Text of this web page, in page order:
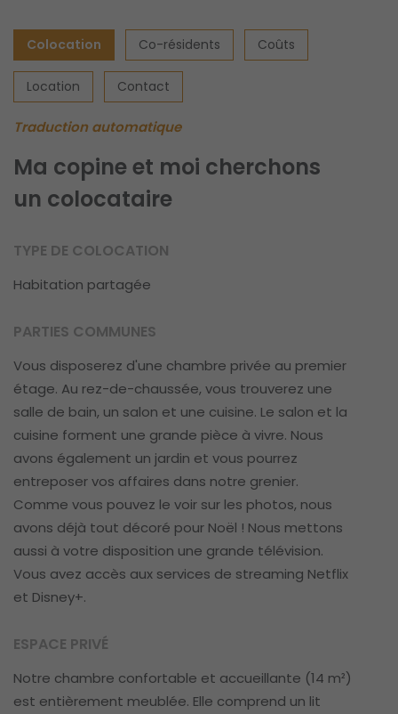
Colocation Co-résidents Coûts
Location Contact
Traduction automatique
Ma copine et moi cherchons
un colocataire
TYPE DE COLOCATION
Habitation partagée
PARTIES COMMUNES
Vous disposerez d'une chambre privée au premier
étage. Au rez-de-chaussée, vous trouverez une
salle de bain, un salon et une cuisine. Le salon et la
cuisine forment une grande pièce à vivre. Nous
avons également un jardin et vous pourrez
entreposer vos affaires dans notre grenier.
Comme vous pouvez le voir sur les photos, nous
avons déjà tout décoré pour Noël ! Nous mettons
aussi à votre disposition une grande télévision.
Vous avez accès aux services de streaming Netflix
et Disney+.
ESPACE PRIVÉ
Notre chambre confortable et accueillante (14 m²)
est entièrement meublée. Elle comprend un lit